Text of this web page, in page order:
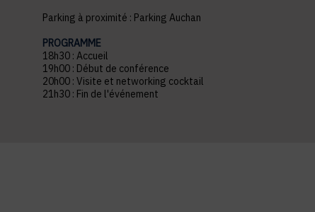
Parking à proximité : Parking Auchan
PROGRAMME
18h30 : Accueil
19h00 : Début de conférence
20h00 : Visite et networking cocktail
21h30 : Fin de l'événement